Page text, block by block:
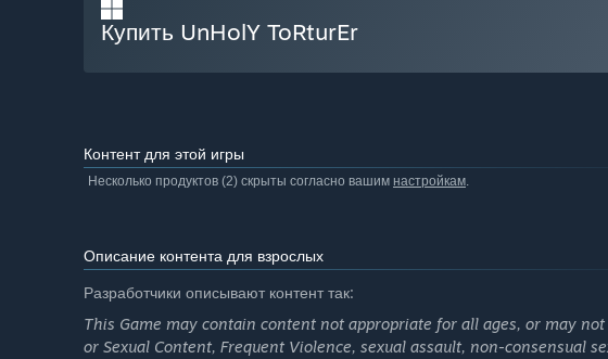
Купить UnHolY ToRturEr
Контент для этой игры
Несколько продуктов (2) скрыты согласно вашим настройкам.
Описание контента для взрослых
Разработчики описывают контент так:
This Game may contain content not appropriate for all ages, or may
or Sexual Content, Frequent Violence, sexual assault, non-consensual